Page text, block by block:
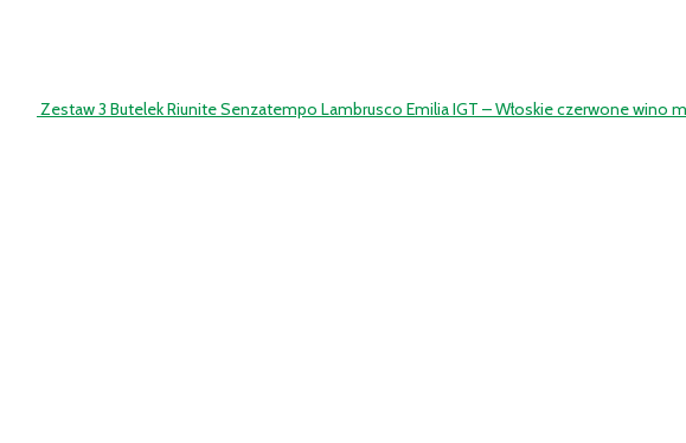
Zestaw 3 Butelek Riunite Senzatempo Lambrusco Emilia IGT – Włoskie czerwone wino